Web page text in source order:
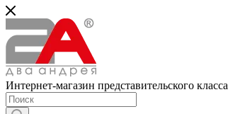
Интернет-магазин представительского класса